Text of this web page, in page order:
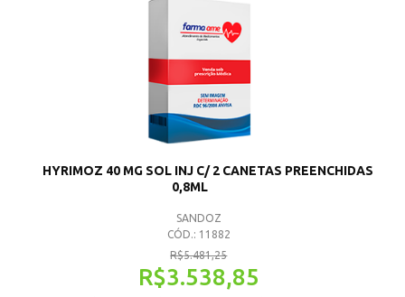
HYRIMOZ 40 MG SOL INJ C/ 2 CANETAS PREENCHIDAS
0,8ML
SANDOZ
CÓD.: 11882
R$5.481,25
R$3.538,85